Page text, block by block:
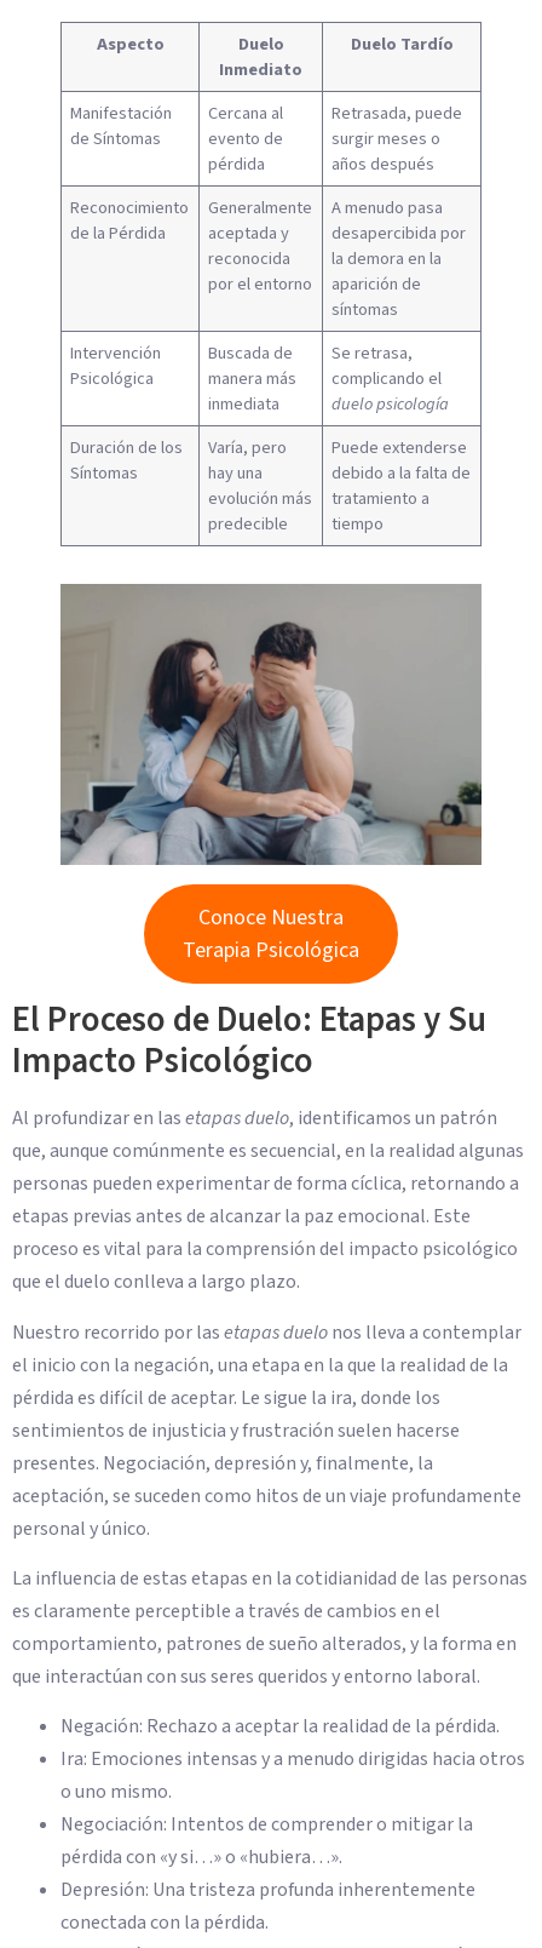
Aspecto
Duelo
Inmediato
Duelo Tardío
Manifestación
de Síntomas
Cercana al
evento de
pérdida
Retrasada, puede
surgir meses o
años después
Reconocimiento
de la Pérdida
Generalmente
aceptada y
reconocida
por el entorno
A menudo pasa
desapercibida por
la demora en la
aparición de
síntomas
Intervención
Psicológica
Buscada de
manera más
inmediata
Se retrasa,
complicando el
duelo psicología
Duración de los
Síntomas
Varía, pero
hay una
evolución más
predecible
Puede extenderse
debido a la falta de
tratamiento a
tiempo
Conoce Nuestra
Terapia Psicológica
El Proceso de Duelo: Etapas y Su
Impacto Psicológico
Al profundizar en lasetapas duelo, identificamos un patrón
que, aunque comúnmente es secuencial, en la realidad algunas
personas pueden experimentar de forma cíclica, retornando a
etapas previas antes de alcanzar la paz emocional. Este
proceso es vital para la comprensión del impacto psicológico
que el duelo conlleva a largo plazo.
Nuestro recorrido por lasetapas duelonos lleva a contemplar
el inicio con la negación, una etapa en la que la realidad de la
pérdida es difícil de aceptar. Le sigue la ira, donde los
sentimientos de injusticia y frustración suelen hacerse
presentes. Negociación, depresión y, finalmente, la
aceptación, se suceden como hitos de un viaje profundamente
personal y único.
La influencia de estas etapas en la cotidianidad de las personas
es claramente perceptible a través de cambios en el
comportamiento, patrones de sueño alterados, y la forma en
que interactúan con sus seres queridos y entorno laboral.
Negación: Rechazo a aceptar la realidad de la pérdida.
Ira: Emociones intensas y a menudo dirigidas hacia otros
o uno mismo.
Negociación: Intentos de comprender o mitigar la
pérdida con «y si…» o «hubiera…».
Depresión: Una tristeza profunda inherentemente
conectada con la pérdida.